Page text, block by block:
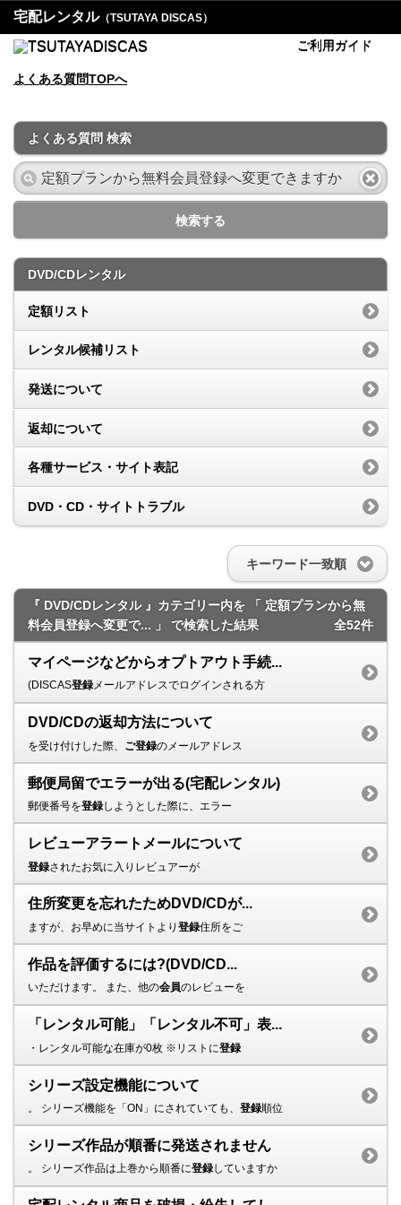
宅配レンタル（TSUTAYA DISCAS）
ご利用ガイド
よくある質問TOPへ
よくある質問 検索
検索する
DVD/CDレンタル
定額リスト
レンタル候補リスト
発送について
返却について
各種サービス・サイト表記
DVD・CD・サイトトラブル
キーワード一致順
『 DVD/CDレンタル 』カテゴリー内を 「 定額プランから無
料会員登録へ変更で... 」 で検索した結果
全52件
マイページなどからオプトアウト手続...
(DISCAS登録メールアドレスでログインされる方
DVD/CDの返却方法について
を受け付けした際、 ご登録のメールアドレス
郵便局留でエラーが出る(宅配レンタル)
郵便番号を登録しようとした際に、エラー
レビューアラートメールについて
登録されたお気に入りレビュアーが
住所変更を忘れたためDVD/CDが...
ますが、お早めに当サイトより 登録住所をご
作品を評価するには?(DVD/CD...
いただけます。 また、他の会員のレビューを
「レンタル可能」「レンタル不可」表...
・レンタル可能な在庫が0枚 ※リストに登録
シリーズ設定機能について
。 シリーズ機能を「ON」にされていても、 登録順位
シリーズ作品が順番に発送されません
。 シリーズ作品は上巻から順番に登録していますか